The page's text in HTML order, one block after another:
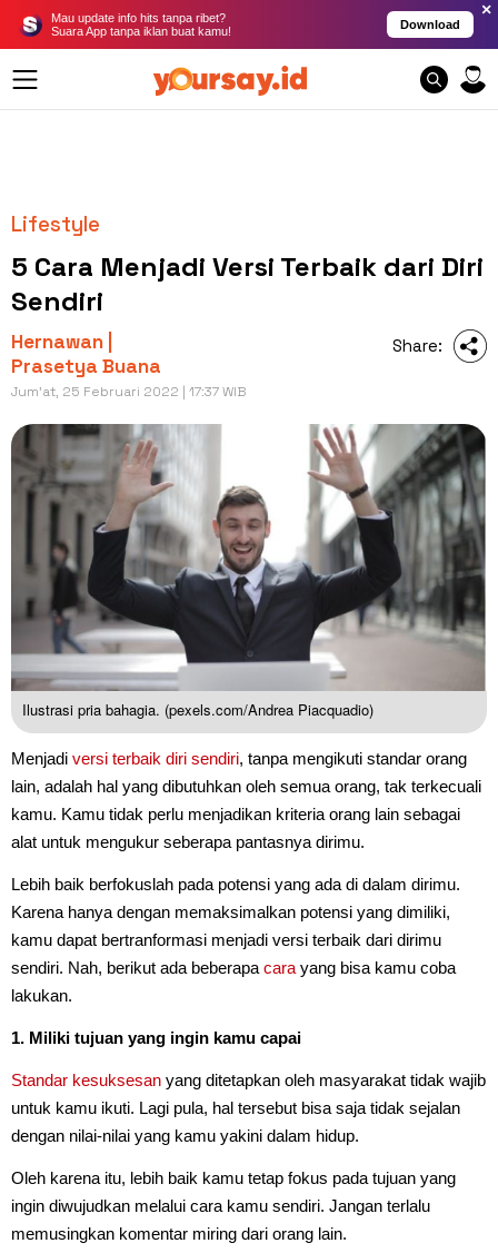
Mau update info hits tanpa ribet?
Suara App tanpa iklan buat kamu!
Download
×
Lifestyle
5 Cara Menjadi Versi Terbaik dari Diri
Sendiri
Hernawan |
Prasetya Buana
Jum'at, 25 Februari 2022 | 17:37 WIB
Share:
Ilustrasi pria bahagia. (pexels.com/Andrea Piacquadio)
Menjadi versi terbaik diri sendiri, tanpa mengikuti standar orang
lain, adalah hal yang dibutuhkan oleh semua orang, tak terkecuali
kamu. Kamu tidak perlu menjadikan kriteria orang lain sebagai
alat untuk mengukur seberapa pantasnya dirimu.
Lebih baik berfokuslah pada potensi yang ada di dalam dirimu.
Karena hanya dengan memaksimalkan potensi yang dimiliki,
kamu dapat bertranformasi menjadi versi terbaik dari dirimu
sendiri. Nah, berikut ada beberapa cara yang bisa kamu coba
lakukan.
1. Miliki tujuan yang ingin kamu capai
Standar kesuksesan yang ditetapkan oleh masyarakat tidak wajib
untuk kamu ikuti. Lagi pula, hal tersebut bisa saja tidak sejalan
dengan nilai-nilai yang kamu yakini dalam hidup.
Oleh karena itu, lebih baik kamu tetap fokus pada tujuan yang
ingin diwujudkan melalui cara kamu sendiri. Jangan terlalu
memusingkan komentar miring dari orang lain.